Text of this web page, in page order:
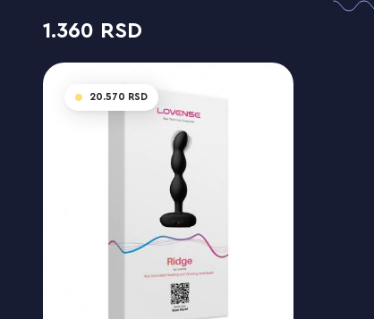
1.360
20.570